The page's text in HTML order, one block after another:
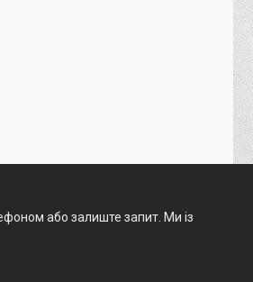
або залиште запит. Ми із